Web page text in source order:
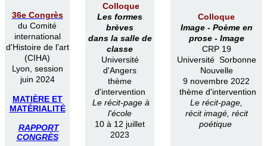
36e Congrès
du Comité
international
d'Histoire de l'art
(CIHA)
Lyon, session
juin 2024
MATIÈRE ET
MATÉRIALITÉ
RAPPORT
CONGRÈS
Colloque
Les formes
brèves
dans la salle de
classe
Université
d'Angers
thème
d'intervention
Le récit-page à
l'école
10 à 12 juillet
2023
Colloque
Image - Poème en
prose - Image
CRP 19
Université Sorbonne
Nouvelle
9 novembre 2022
thème d'intervention
Le récit-page,
récit imagé, récit
poétique